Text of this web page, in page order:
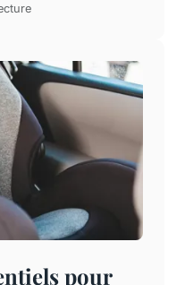
pour